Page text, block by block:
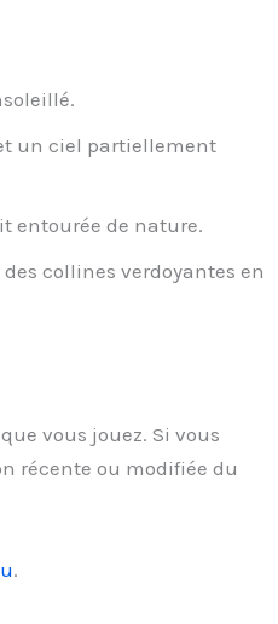
un ciel partiellement
entourée de nature.
collines verdoyantes en
vous jouez. Si vous
récente ou modifiée du
.